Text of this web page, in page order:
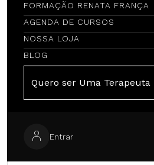
FORMAÇÃO RENATA FRANÇA
AGENDA DE CURSOS
NOSSA LOJA
BLOG
Quero ser Uma Terapeuta
Entrar
Encontre
COMPRE